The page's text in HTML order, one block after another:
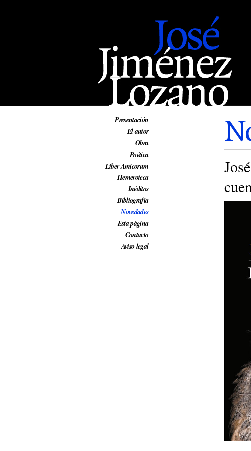
Presentación
El autor
Obra
Poética
Liber Amicorum
Hemeroteca
Inéditos
Bibliografía
Novedades
Esta página
Contacto
Aviso legal